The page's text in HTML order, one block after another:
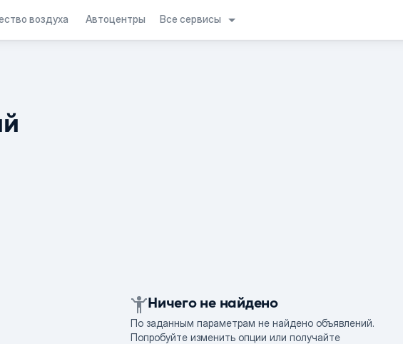
воздуха Автоцентры Все сервисы
Ничего не найдено
По заданным параметрам не найдено объявлений.
Попробуйте изменить опции или получайте